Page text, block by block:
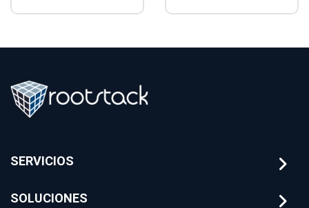
arquitectura y
riesgos
Rootstack
para banca
arquitecturas de IA
SERVICIOS
SOLUCIONES